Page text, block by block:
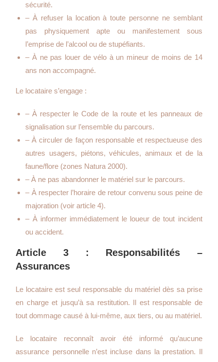
sécurité.
– À refuser la location à toute personne ne semblant
pas physiquement apte ou manifestement sous
l’emprise de l’alcool ou de stupéfiants.
– À ne pas louer de vélo à un mineur de moins de 14
ans non accompagné.
Le locataire s’engage :
– À respecter le Code de la route et les panneaux de
signalisation sur l’ensemble du parcours.
– À circuler de façon responsable et respectueuse des
autres usagers, piétons, véhicules, animaux et de la
faune/flore (zones Natura 2000).
– À ne pas abandonner le matériel sur le parcours.
– À respecter l’horaire de retour convenu sous peine de
majoration (voir article 4).
– À informer immédiatement le loueur de tout incident
ou accident.
Article 3 : Responsabilités –
Assurances
Le locataire est seul responsable du matériel dès sa prise
en charge et jusqu’à sa restitution. Il est responsable de
tout dommage causé à lui-même, aux tiers, ou au matériel.
Le locataire reconnaît avoir été informé qu’aucune
assurance personnelle n’est incluse dans la prestation. Il